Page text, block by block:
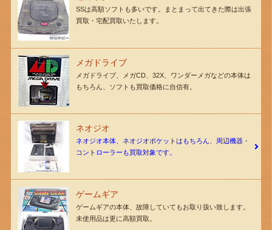
SSは高額ソフトも多いです。まとまって出てきた際は出張
買取・宅配買取いたします。
メガドライブ
メガドライブ、メガCD、32X、ワンダーメガなどの本体は
もちろん、ソフトも買取価格に自信有。
ネオジオ
ネオジオ本体、ネオジオポケットはもちろん、周辺機器・
コントローラーも買取対象です。
ゲームギア
ゲームギアの本体、故障していてもお取り扱い致します。
未使用品は更に高額買取。